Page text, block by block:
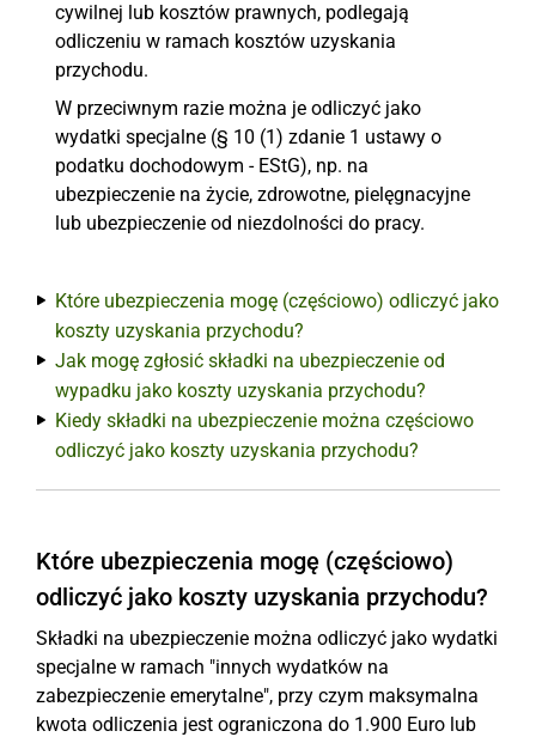
cywilnej lub kosztów prawnych, podlegają
odliczeniu w ramach kosztów uzyskania
przychodu.
W przeciwnym razie można je odliczyć jako
wydatki specjalne (§ 10 (1) zdanie 1 ustawy o
podatku dochodowym - EStG), np. na
ubezpieczenie na życie, zdrowotne, pielęgnacyjne
lub ubezpieczenie od niezdolności do pracy.
Które ubezpieczenia mogę (częściowo) odliczyć jako
koszty uzyskania przychodu?
Jak mogę zgłosić składki na ubezpieczenie od
wypadku jako koszty uzyskania przychodu?
Kiedy składki na ubezpieczenie można częściowo
odliczyć jako koszty uzyskania przychodu?
Które ubezpieczenia mogę (częściowo)
odliczyć jako koszty uzyskania przychodu?
Składki na ubezpieczenie można odliczyć jako wydatki
specjalne w ramach "innych wydatków na
zabezpieczenie emerytalne", przy czym maksymalna
kwota odliczenia jest ograniczona do 1.900 Euro lub